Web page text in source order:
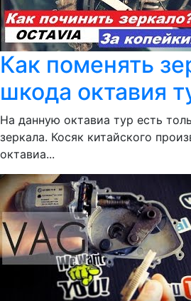
Как поменять
шкода октавия
На данную октавиа тур есть
зеркала. Косяк китайского
октавиа...